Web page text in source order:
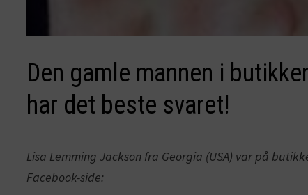
Den gamle mannen i
har det beste svaret!
Lisa Lemming Jackson fra Georgia (USA) var på
Facebook-side: